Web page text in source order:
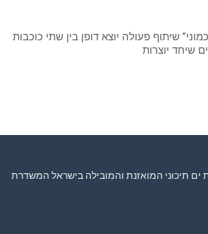
שיתוף פעולה יוצא דופן בין שתי כוכבות
שיחד יוצרות
ים תיכוני המואזנת והמובילה בישראל המשדרת